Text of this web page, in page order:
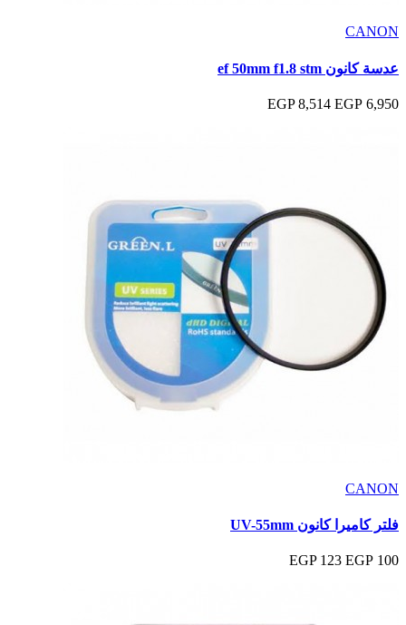
CANON
عدسة كانون ef 50mm f1.8 stm
6,950 EGP
8,514 EGP
CANON
فلتر كاميرا كانون UV-55mm
100 EGP
123 EGP